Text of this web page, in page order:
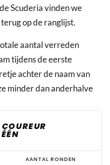
Scuderia vinden we
op de ranglijst.
aantal verreden
tijdens de eerste
achter de naam van
minder dan anderhalve
AANTAL RONDEN